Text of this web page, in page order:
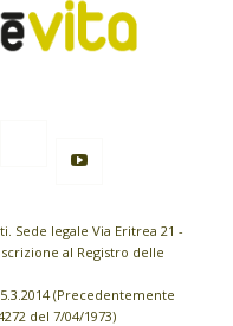
Sede legale Via Eritrea 21 -
al Registro delle
(Precedentemente
del 7/04/1973)